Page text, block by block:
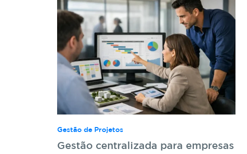
Gestão de Projetos
Gestão centralizada para empresas